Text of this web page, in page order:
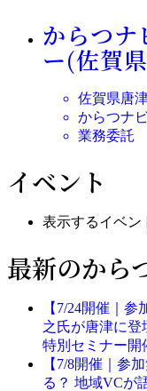
からつナ
ー(佐賀
佐賀県唐
からつナ
業務委託
イベント
表示するイベン
最新のから
【7/24開催｜
之氏が唐津に
特別セミナー開
【7/8開催｜参
る？ 地域VCが